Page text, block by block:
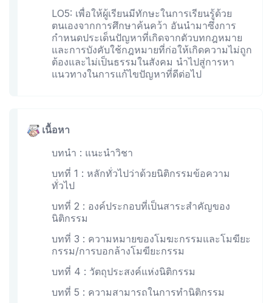
LO5: เพื่อให้ผู้เรียนมีทักษะในการเรียนรู้ด้วย
ตนเองจากการศึกษาค้นคว้า อันนำมาซึ่งการ
กำหนดประเด็นปัญหาที่เกิดจากตัวบทกฎหมาย
และการบังคับใช้กฎหมายที่ก่อให้เกิดความไม่ถูก
ต้องและไม่เป็นธรรมในสังคม นำไปสู่การหา
แนวทางในการแก้ไขปัญหาที่ดีต่อไป
เนื้อหา
บทนำ : แนะนำวิชา
บทที่ 1 : หลักทั่วไปว่าด้วยนิติกรรมข้อความ
ทั่วไป
บทที่ 2 : องค์ประกอบที่เป็นสาระสำคัญของ
นิติกรรม
บทที่ 3 : ความหมายของโมฆะกรรมและโมฆียะ
กรรม/การบอกล้างโมฆียะกรรม
บทที่ 4 : วัตถุประสงค์แห่งนิติกรรม
บทที่ 5 : ความสามารถในการทำนิติกรรม